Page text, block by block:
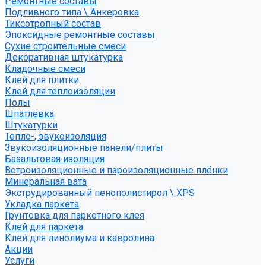
Подливного типа \ Анкеровка
Тиксотропный состав
Эпоксидные ремонтные составы
Сухие строительные смеси
Декоративная штукатурка
Кладочные смеси
Клей для плитки
Клей для теплоизоляции
Полы
Шпатлевка
Штукатурки
Тепло-, звукоизоляция
Звукоизоляционные панели/плиты
Базальтовая изоляция
Ветроизоляционные и пароизоляционные плёнки
Минеральная вата
Экструдированный пенополистирол \ XPS
Укладка паркета
Грунтовка для паркетного клея
Клей для паркета
Клей для линолиума и кавролина
Акции
Услуги